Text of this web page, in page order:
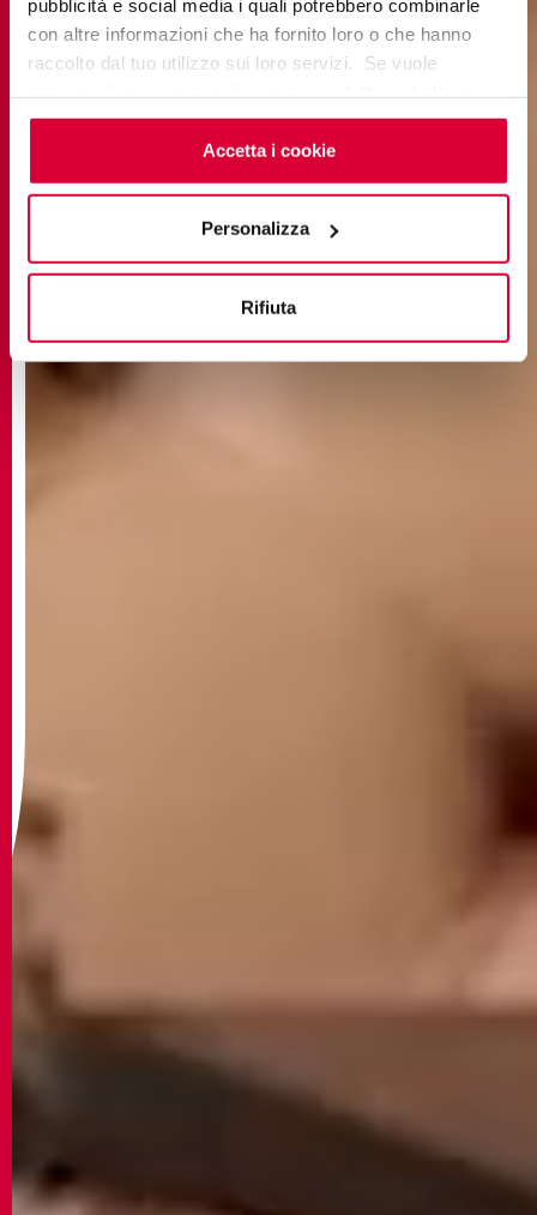
pubblicità e social media i quali potrebbero combinarle
con altre informazioni che ha fornito loro o che hanno
raccolto dal tuo utilizzo sui loro servizi. Se vuole
cookieclicchi qui. Il consenso può essere espresso
cliccando sul tasto “Accetta i cookie”. Se non vuole i
cookie di profilazione può negare il consenso sul tasto
Accetta i cookie
Personalizza
Rifiuta